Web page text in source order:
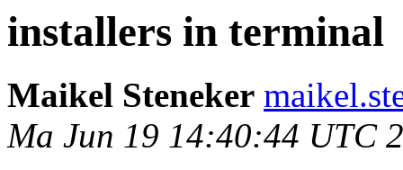
installers in terminal
Maikel Steneker
Ma Jun 19 14:40:44 UTC